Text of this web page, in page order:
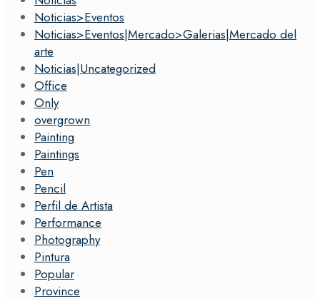
Noticias>Eventos
Noticias>Eventos|Mercado>Galerias|Mercado del
arte
Noticias|Uncategorized
Office
Only
overgrown
Painting
Paintings
Pen
Pencil
Perfil de Artista
Performance
Photography
Pintura
Popular
Province